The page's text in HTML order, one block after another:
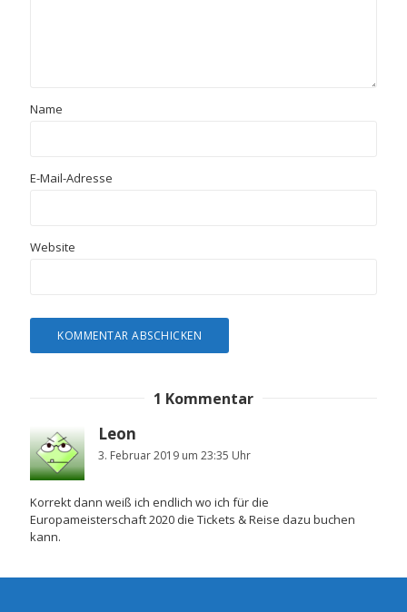
Name
E-Mail-Adresse
Website
1 Kommentar
Leon
3. Februar 2019 um 23:35 Uhr
Korrekt dann weiß ich endlich wo ich für die
Europameisterschaft 2020 die Tickets & Reise dazu buchen
kann.